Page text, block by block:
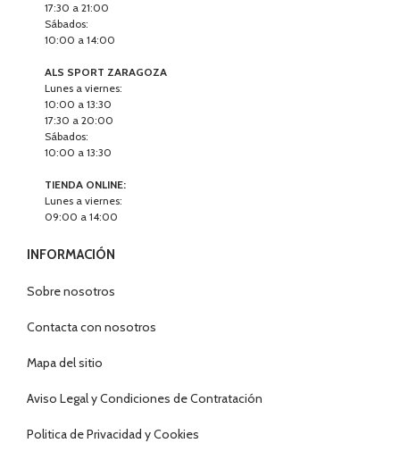
17:30 a 21:00
Sábados:
10:00 a 14:00
ALS SPORT ZARAGOZA
Lunes a viernes:
10:00 a 13:30
17:30 a 20:00
Sábados:
10:00 a 13:30
TIENDA ONLINE:
Lunes a viernes:
09:00 a 14:00
INFORMACIÓN
Sobre nosotros
Contacta con nosotros
Mapa del sitio
Aviso Legal y Condiciones de Contratación
Politica de Privacidad y Cookies